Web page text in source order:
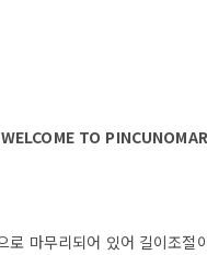
WELCOME TO
로 마무리되어 있어 길이조절